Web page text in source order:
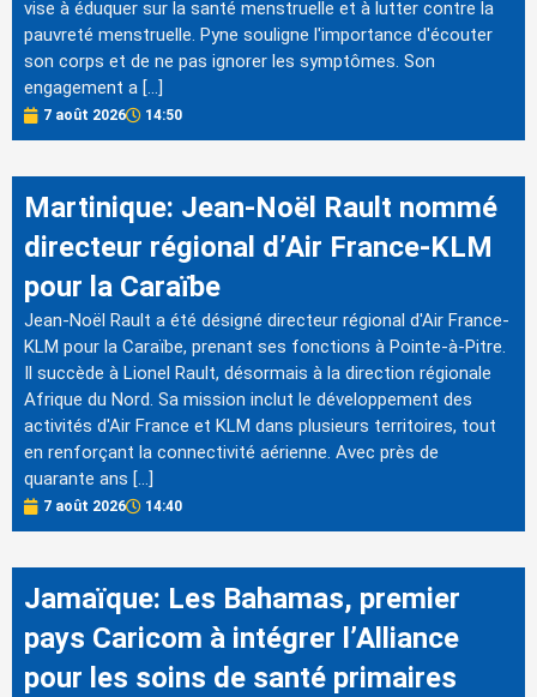
vise à éduquer sur la santé menstruelle et à lutter contre la
pauvreté menstruelle. Pyne souligne l'importance d'écouter
son corps et de ne pas ignorer les symptômes. Son
engagement a […]
7 août 2026 14:50
Martinique: Jean-Noël Rault nommé
directeur régional d’Air France-KLM
pour la Caraïbe
Jean-Noël Rault a été désigné directeur régional d'Air France-
KLM pour la Caraïbe, prenant ses fonctions à Pointe-à-Pitre.
Il succède à Lionel Rault, désormais à la direction régionale
Afrique du Nord. Sa mission inclut le développement des
activités d'Air France et KLM dans plusieurs territoires, tout
en renforçant la connectivité aérienne. Avec près de
quarante ans […]
7 août 2026 14:40
Jamaïque: Les Bahamas, premier
pays Caricom à intégrer l’Alliance
pour les soins de santé primaires